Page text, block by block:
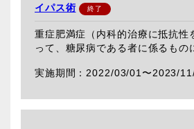
イパス術
重症肥満症（内科的治療に抵抗性
って、糖尿病である者に係るもの
2022/03/01〜2023/